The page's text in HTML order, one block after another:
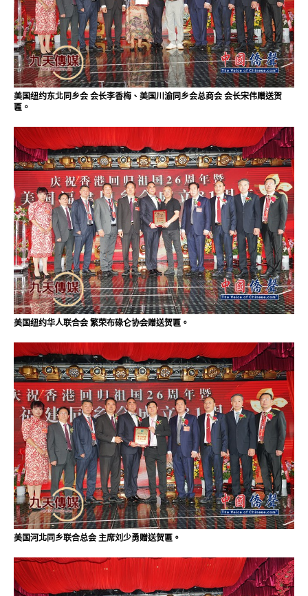
美国纽约东北同乡会 会长李香梅、美国川渝同乡会总商会 会长宋伟赠送贺
匾。
美国纽约华人联合会 繁荣布碌仑协会赠送贺匾。
美国河北同乡联合总会 主席刘少勇赠送贺匾。